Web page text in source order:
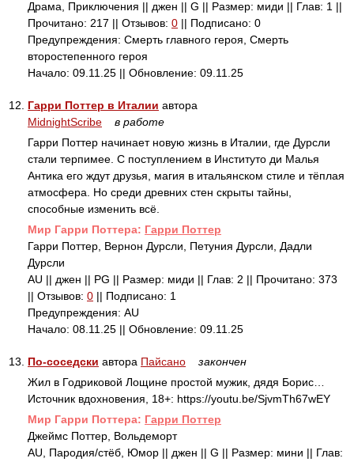
Драма, Приключения || джен || G || Размер: миди || Глав: 1 ||
Прочитано: 217 || Отзывов: 0 || Подписано: 0
Предупреждения: Смерть главного героя, Смерть
второстепенного героя
Начало: 09.11.25 || Обновление: 09.11.25
12. Гарри Поттер в Италии автора
MidnightScribe
в работе
Гарри Поттер начинает новую жизнь в Италии, где Дурсли
стали терпимее. С поступлением в Институто ди Малья
Антика его ждут друзья, магия в итальянском стиле и тёплая
атмосфера. Но среди древних стен скрыты тайны,
способные изменить всё.
Mир Гарри Поттера: Гарри Поттер
Гарри Поттер, Вернон Дурсли, Петуния Дурсли, Дадли
Дурсли
AU || джен || PG || Размер: миди || Глав: 2 || Прочитано: 373
|| Отзывов: 0 || Подписано: 1
Предупреждения: AU
Начало: 08.11.25 || Обновление: 09.11.25
13. По-соседски автора Пайсано
закончен
Жил в Годриковой Лощине простой мужик, дядя Борис…
Источник вдохновения, 18+: https://youtu.be/SjvmTh67wEY
Mир Гарри Поттера: Гарри Поттер
Джеймс Поттер, Вольдеморт
AU, Пародия/стёб, Юмор || джен || G || Размер: мини || Глав: